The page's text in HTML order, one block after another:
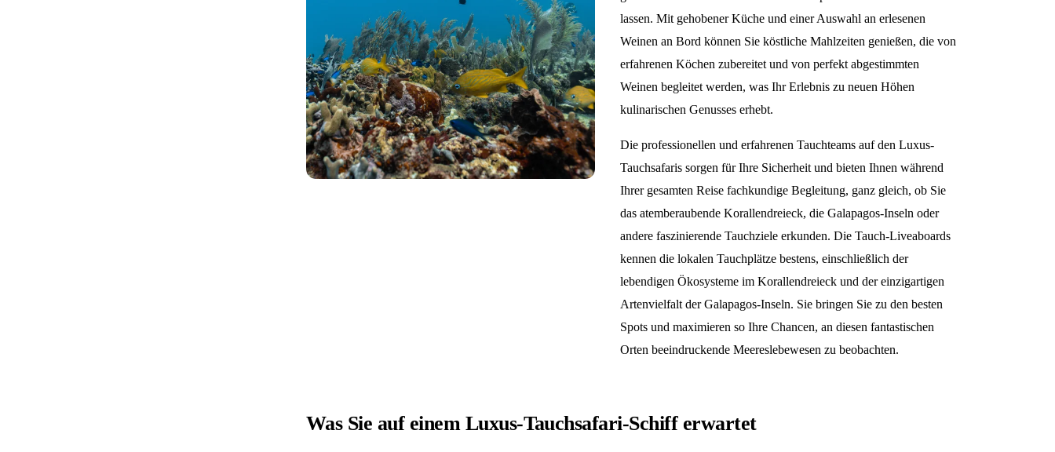
lassen. Mit gehobener Küche und einer Auswahl an erlesenen
Weinen an Bord können Sie köstliche Mahlzeiten genießen, die von
erfahrenen Köchen zubereitet und von perfekt abgestimmten
Weinen begleitet werden, was Ihr Erlebnis zu neuen Höhen
kulinarischen Genusses erhebt.
Die professionellen und erfahrenen Tauchteams auf den Luxus-
Tauchsafaris sorgen für Ihre Sicherheit und bieten Ihnen während
Ihrer gesamten Reise fachkundige Begleitung, ganz gleich, ob Sie
das atemberaubende Korallendreieck, die Galapagos-Inseln oder
andere faszinierende Tauchziele erkunden. Die Tauch-Liveaboards
kennen die lokalen Tauchplätze bestens, einschließlich der
lebendigen Ökosysteme im Korallendreieck und der einzigartigen
Artenvielfalt der Galapagos-Inseln. Sie bringen Sie zu den besten
Spots und maximieren so Ihre Chancen, an diesen fantastischen
Orten beeindruckende Meereslebewesen zu beobachten.
Was Sie auf einem Luxus-Tauchsafari-Schiff erwartet